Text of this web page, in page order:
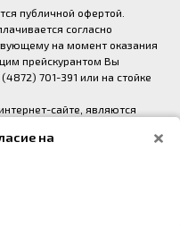
публичной офертой.
согласно
на момент оказания
прейскурантом Вы
701-391 или на стойке
сайте, являются
на